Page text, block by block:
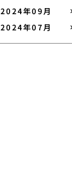
2024年09月
2024年07月